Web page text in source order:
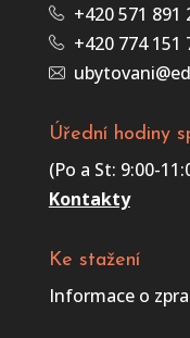
+420 571 891
+420 774 151
Úřední hodiny
(Po a St: 9:00-
Kontakty
Ke stažení
Informace o